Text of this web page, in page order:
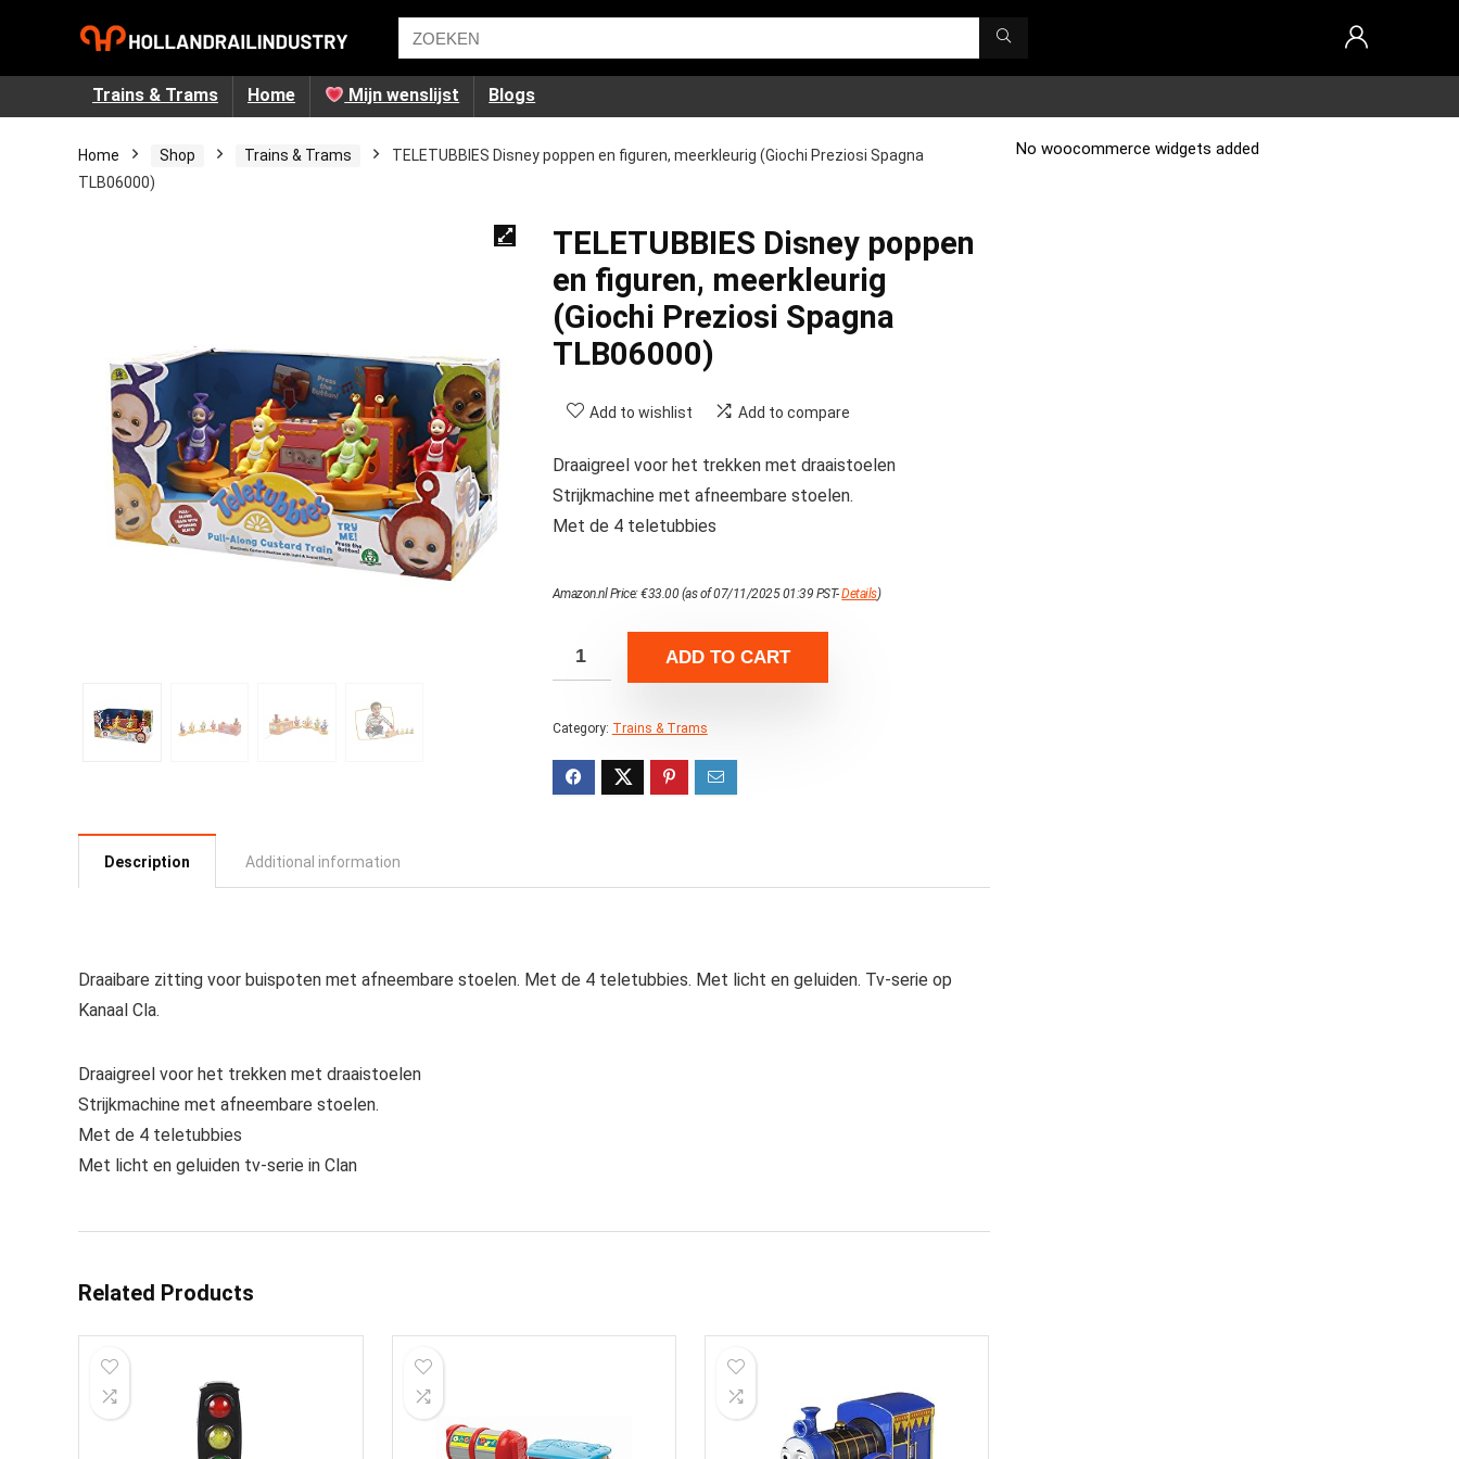
Trains & Trams Home Mijn wenslijst Blogs
Home Shop Trains & Trams
TELETUBBIES Disney poppen en figuren, meerkleurig (Giochi Preziosi Spagna
TLB06000)
TELETUBBIES Disney poppen
en figuren, meerkleurig
(Giochi Preziosi Spagna
TLB06000)
Add to wishlist Add to compare
Draaigreel voor het trekken met draaistoelen
Strijkmachine met afneembare stoelen.
Met de 4 teletubbies
Amazon.nl Price:€33.00(as of 07/11/2025 01:39 PST-Details)
ADD TO CART
Category: Trains & Trams
Description Additional information
Draaibare zitting voor buispoten met afneembare stoelen. Met de 4 teletubbies. Met licht en geluiden. Tv-serie op
Kanaal Cla.
Draaigreel voor het trekken met draaistoelen
Strijkmachine met afneembare stoelen.
Met de 4 teletubbies
Met licht en geluiden tv-serie in Clan
Related Products
No woocommerce widgets added